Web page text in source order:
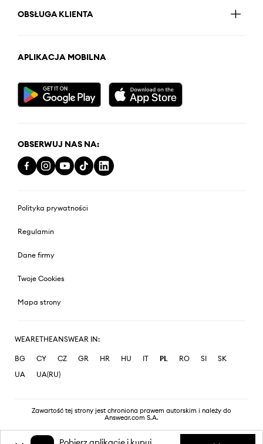
OBSŁUGA KLIENTA
APLIKACJA MOBILNA
OBSERWUJ NAS NA:
Polityka prywatności
Regulamin
Dane firmy
Twoje Cookies
Mapa strony
WEARETHEANSWEAR IN:
BG CY CZ GR HR HU IT PL RO SI
SK
UA
UA(RU)
Zawartość tej strony jest chroniona prawem autorskim i należy do
Answear.com S.A.